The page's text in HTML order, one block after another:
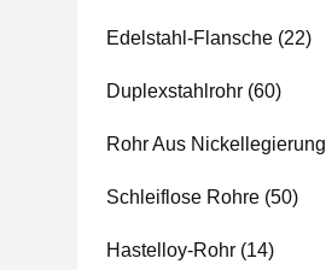
Edelstahl-Flansche (22)
Duplexstahlrohr (60)
Rohr Aus Nickellegierung
Schleiflose Rohre (50)
Hastelloy-Rohr (14)